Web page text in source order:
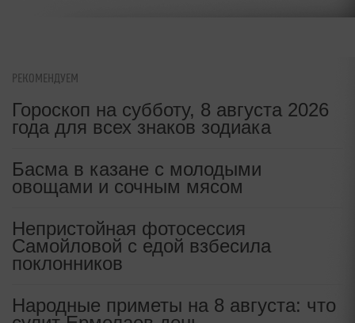
РЕКОМЕНДУЕМ
Гороскоп на субботу, 8 августа 2026
года для всех знаков зодиака
Басма в казане с молодыми
овощами и сочным мясом
Непристойная фотосессия
Самойловой с едой взбесила
поклонников
Народные приметы на 8 августа: что